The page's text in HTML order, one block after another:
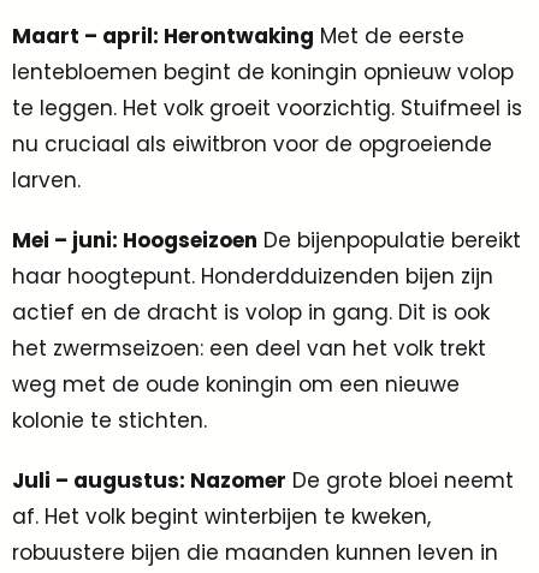
Maart – april: Herontwaking Met de eerste
lentebloemen begint de koningin opnieuw volop
te leggen. Het volk groeit voorzichtig. Stuifmeel is
nu cruciaal als eiwitbron voor de opgroeiende
larven.
Mei – juni: Hoogseizoen De bijenpopulatie bereikt
haar hoogtepunt. Honderdduizenden bijen zijn
actief en de dracht is volop in gang. Dit is ook
het zwermseizoen: een deel van het volk trekt
weg met de oude koningin om een nieuwe
kolonie te stichten.
Juli – augustus: Nazomer De grote bloei neemt
af. Het volk begint winterbijen te kweken,
robuustere bijen die maanden kunnen leven in